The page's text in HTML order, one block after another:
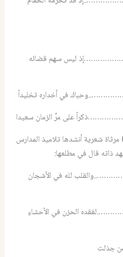
ليس سهم قضائه
في أخداره تخليداً
على مرِّ الزمان سعيدا
مرثاة شعرية أنشدها تلاميذ المدارس
ذاته قال في مطلعها:
لله في الأشجان
الحزن في الأحشاءِ
جذلت